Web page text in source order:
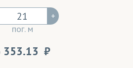
пог. м
+
353.13